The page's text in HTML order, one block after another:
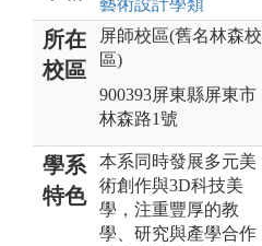
所在
校區
屏師校區(舊名林森校
區)
900393屏東縣屏東市
林森路1號
學系
特色
本系同時發展多元美
術創作與3D科技美
學，注重豐厚的教
學、研究與產學合作